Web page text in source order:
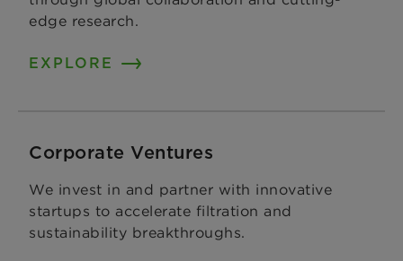
edge research.
EXPLORE
Corporate Ventures
We invest in and partner with innovative
startups to accelerate filtration and
sustainability breakthroughs.